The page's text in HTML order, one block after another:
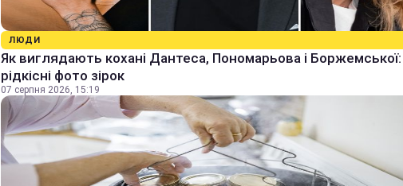
ЛЮДИ
Як виглядають кохані Дантеса, Пономарьова і Боржемської:
рідкісні фото зірок
07 серпня 2026, 15:19